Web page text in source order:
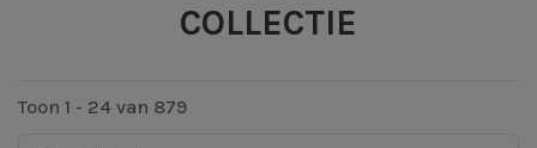
COLLECTIE
Toon 1 - 24 van 879